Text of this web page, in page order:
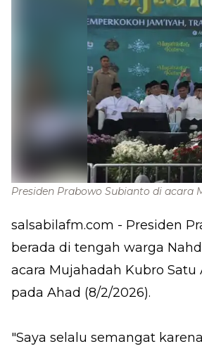
Presiden Prabowo Subianto di acara
salsabilafm.com - Presiden
berada di tengah warga
acara Mujahadah Kubro Satu
pada Ahad (8/2/2026).
"Saya selalu semangat